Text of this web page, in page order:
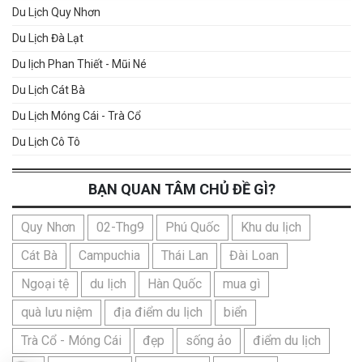
Du Lịch Quy Nhơn
Du Lịch Đà Lạt
Du lịch Phan Thiết - Mũi Né
Du Lịch Cát Bà
Du Lịch Móng Cái - Trà Cổ
Du Lịch Cô Tô
BẠN QUAN TÂM CHỦ ĐỀ GÌ?
Quy Nhơn 02-Thg9 Phú Quốc
Khu du lịch
Cát Bà
Campuchia Thái Lan
Đài Loan
Ngoại tệ
du lịch Hàn Quốc
mua gì
quà lưu niệm
địa điểm du lịch
biển
Trà Cổ - Móng Cái
đẹp sống ảo
điểm du lịch